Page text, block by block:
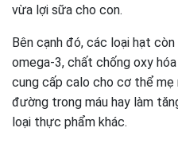
vừa lợi sữa cho con.
Bên cạnh đó, các loại hạt
omega-3, chất chống oxy
cung cấp calo cho cơ thể
đường trong máu hay làm
loại thực phẩm khác.